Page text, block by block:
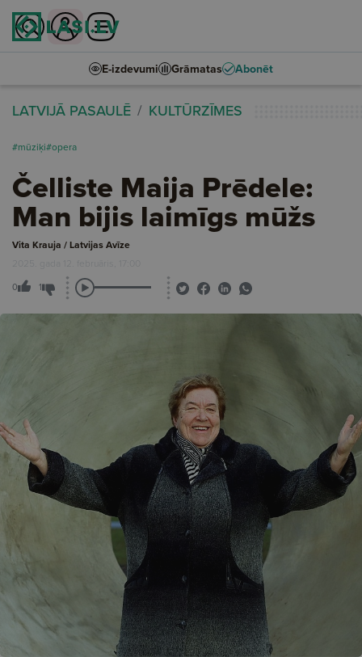
E-izdevumi Grāmatas Abonēt
LATVIJĀ PASAULĒ KULTŪRZĪMES
#mūziķi#opera
Čelliste Maija Prēdele:
Man bijis laimīgs mūžs
Vita Krauja / Latvijas Avīze
2025. gada 12. februāris, 17:00
0 1